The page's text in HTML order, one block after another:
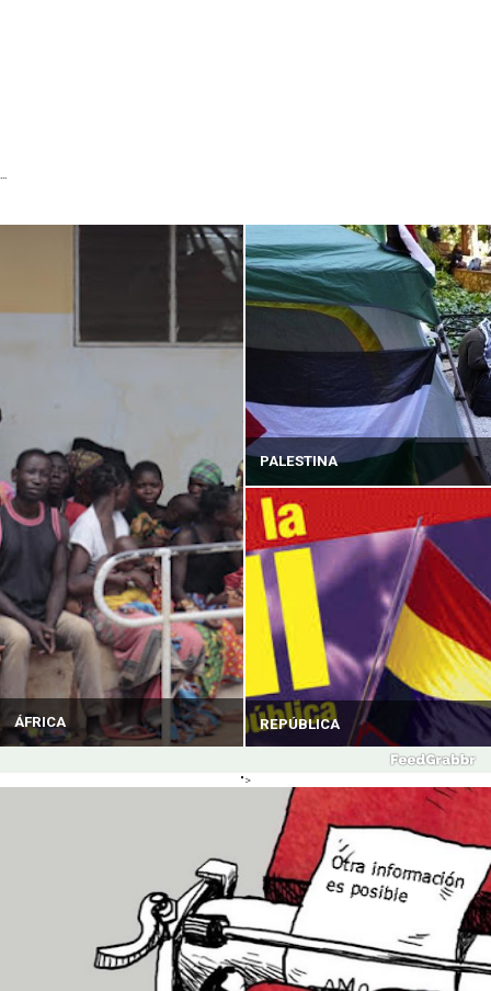
...
ÁFRICA
PALESTINA
REPÚBLICA
">